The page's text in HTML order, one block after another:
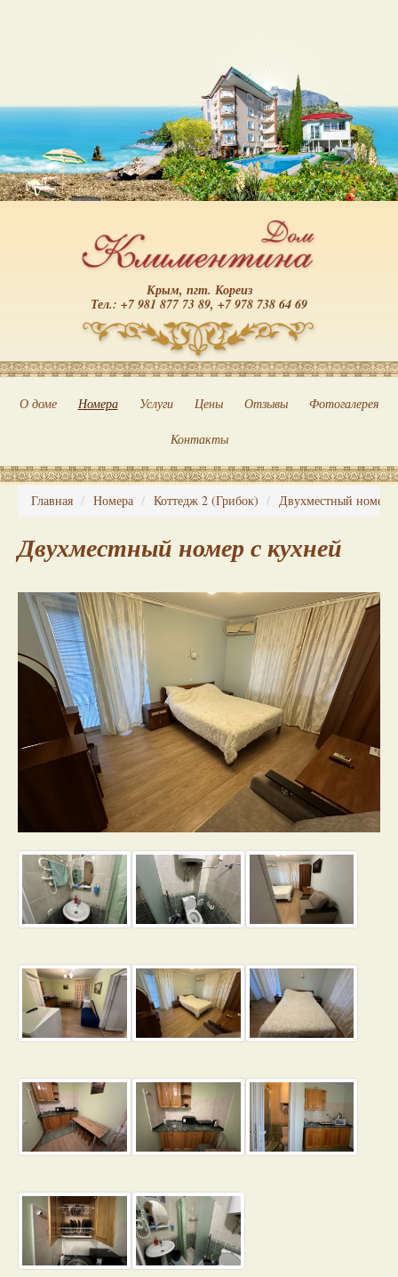
Крым, пгт. Кореиз
Тел.: +7 981 877 73 89, +7 978 738 64 69
О доме Номера Услуги Цены Отзывы Фотогалерея
Контакты
Главная Номера Коттедж 2 (Грибок) Двухместный номер
Двухместный номер с кухней